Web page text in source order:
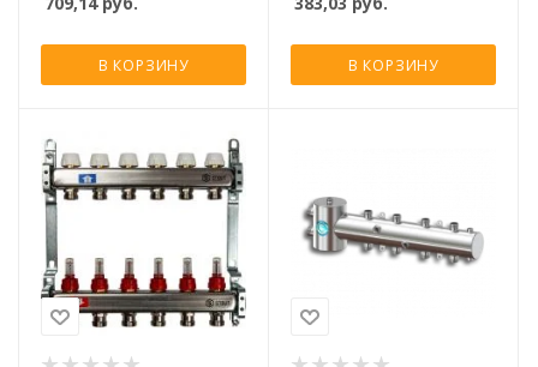
В КОРЗИНУ В КОРЗИНУ